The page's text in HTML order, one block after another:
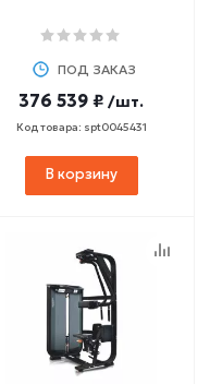
ПОД ЗАКАЗ
376 539 ₽ /шт.
Код товара: spt0045431
В корзину